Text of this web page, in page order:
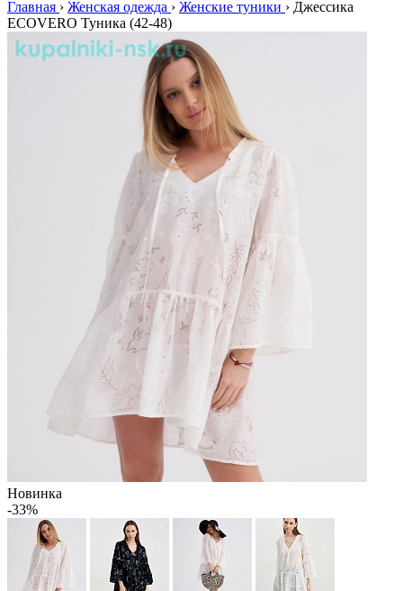
Главная › Женская одежда › Женские туники › Джессика
ECOVERO Туника (42-48)
Новинка
-33%